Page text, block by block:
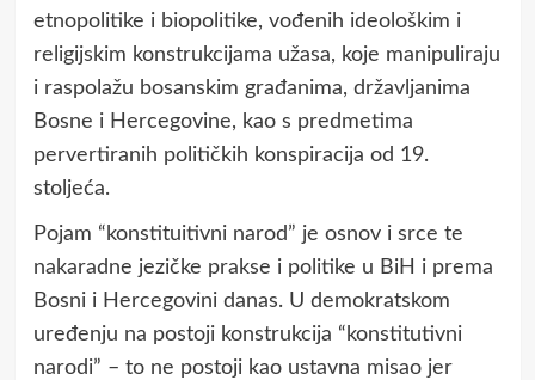
etnopolitike i biopolitike, vođenih ideološkim i
religijskim konstrukcijama užasa, koje manipuliraju
i raspolažu bosanskim građanima, državljanima
Bosne i Hercegovine, kao s predmetima
pervertiranih političkih konspiracija od 19.
stoljeća.
Pojam “konstituitivni narod” je osnov i srce te
nakaradne jezičke prakse i politike u BiH i prema
Bosni i Hercegovini danas. U demokratskom
uređenju na postoji konstrukcija “konstitutivni
narodi” – to ne postoji kao ustavna misao jer